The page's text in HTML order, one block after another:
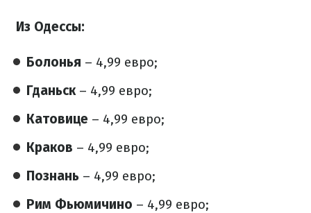
Из Одессы:
Болонья – 4,99 евро;
Гданьск – 4,99 евро;
Катовице – 4,99 евро;
Краков – 4,99 евро;
Познань – 4,99 евро;
Рим Фьюмичино – 4,99 евро;